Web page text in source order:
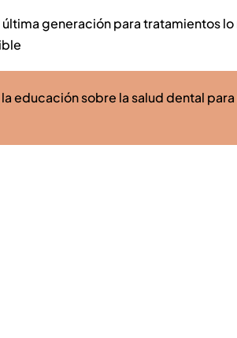
generación para tratamientos lo
educación sobre la salud dental